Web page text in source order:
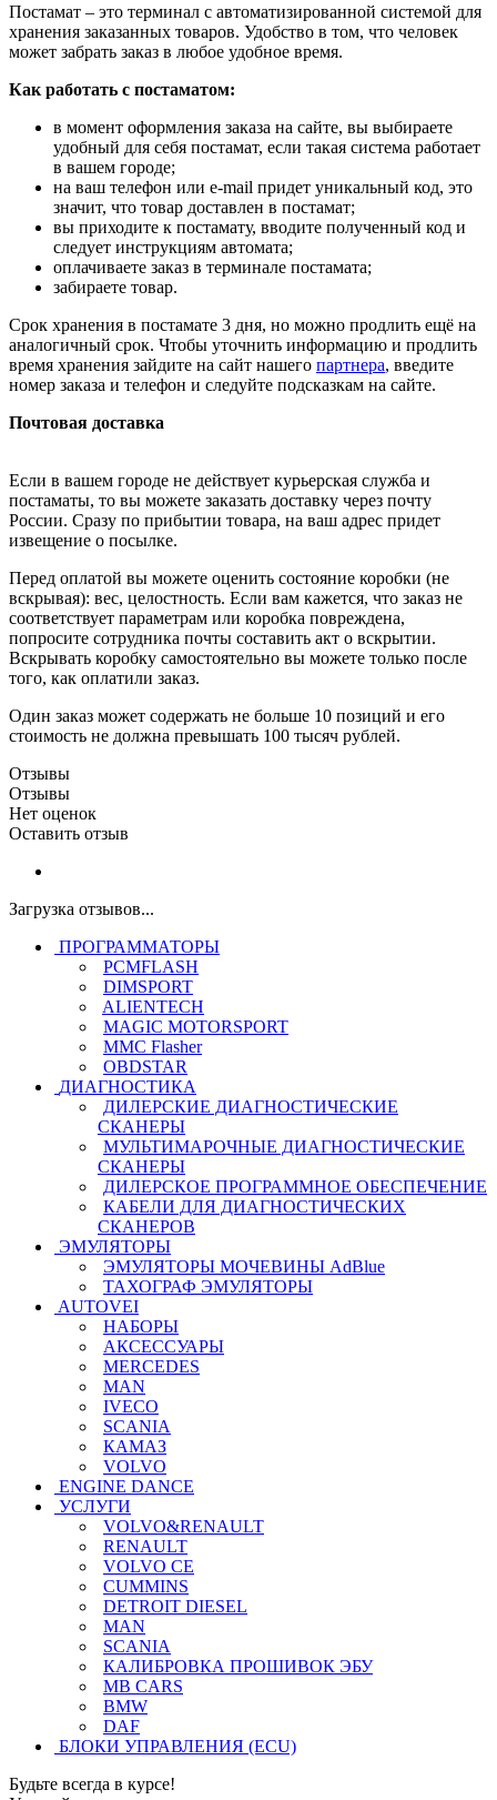
Постамат – это терминал с автоматизированной системой для
хранения заказанных товаров. Удобство в том, что человек
может забрать заказ в любое удобное время.
Как работать с постаматом:
в момент оформления заказа на сайте, вы выбираете
удобный для себя постамат, если такая система работает
в вашем городе;
на ваш телефон или e-mail придет уникальный код, это
значит, что товар доставлен в постамат;
вы приходите к постамату, вводите полученный код и
следует инструкциям автомата;
оплачиваете заказ в терминале постамата;
забираете товар.
Срок хранения в постамате 3 дня, но можно продлить ещё на
аналогичный срок. Чтобы уточнить информацию и продлить
время хранения зайдите на сайт нашего партнера, введите
номер заказа и телефон и следуйте подсказкам на сайте.
Почтовая доставка
Если в вашем городе не действует курьерская служба и
постаматы, то вы можете заказать доставку через почту
России. Сразу по прибытии товара, на ваш адрес придет
извещение о посылке.
Перед оплатой вы можете оценить состояние коробки (не
вскрывая): вес, целостность. Если вам кажется, что заказ не
соответствует параметрам или коробка повреждена,
попросите сотрудника почты составить акт о вскрытии.
Вскрывать коробку самостоятельно вы можете только после
того, как оплатили заказ.
Один заказ может содержать не больше 10 позиций и его
стоимость не должна превышать 100 тысяч рублей.
Отзывы
Отзывы
Нет оценок
Оставить отзыв
Загрузка отзывов...
ПРОГРАММАТОРЫ
PCMFLASH
DIMSPORT
ALIENTECH
MAGIC MOTORSPORT
MMC Flasher
OBDSTAR
ДИАГНОСТИКА
ДИЛЕРСКИЕ ДИАГНОСТИЧЕСКИЕ
СКАНЕРЫ
МУЛЬТИМАРОЧНЫЕ ДИАГНОСТИЧЕСКИЕ
СКАНЕРЫ
ДИЛЕРСКОЕ ПРОГРАММНОЕ ОБЕСПЕЧЕНИЕ
КАБЕЛИ ДЛЯ ДИАГНОСТИЧЕСКИХ
СКАНЕРОВ
ЭМУЛЯТОРЫ
ЭМУЛЯТОРЫ МОЧЕВИНЫ АdBlue
ТАХОГРАФ ЭМУЛЯТОРЫ
AUTOVEI
НАБОРЫ
АКСЕССУАРЫ
MERCEDES
MAN
IVECO
SCANIA
КАМАЗ
VOLVO
ENGINE DANCE
УСЛУГИ
VOLVO&RENAULT
RENAULT
VOLVO CE
CUMMINS
DETROIT DIESEL
MAN
SCANIA
КАЛИБРОВКА ПРОШИВОК ЭБУ
MB CARS
BMW
DAF
БЛОКИ УПРАВЛЕНИЯ (ECU)
Будьте всегда в курсе!